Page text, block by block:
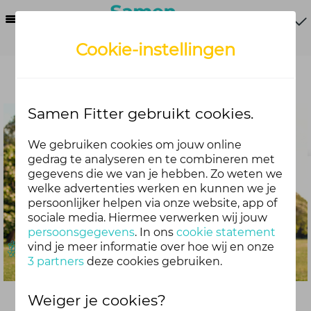
Cookie-instellingen
Samen Fitter gebruikt cookies.
We gebruiken cookies om jouw online
gedrag te analyseren en te combineren met
gegevens die we van je hebben. Zo weten we
welke advertenties werken en kunnen we je
persoonlijker helpen via onze website, app of
sociale media. Hiermee verwerken wij jouw
persoonsgegevens. In onscookie statement
vind je meer informatie over hoe wij en onze
3 partners deze cookies gebruiken.
Weiger je cookies?